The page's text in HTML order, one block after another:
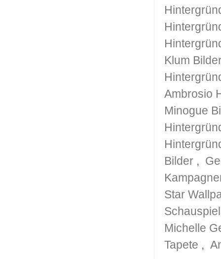
Klum
Ambrosio
Minogue
Bilder ,
Star
Michelle
Tapete ,